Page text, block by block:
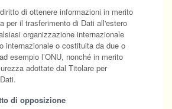
di ottenere informazioni in merito
per il trasferimento di Dati all'estero
organizzazione internazionale
internazionale o costituita da due o
esempio l’ONU, nonché in merito
adottate dal Titolare per
di opposizione